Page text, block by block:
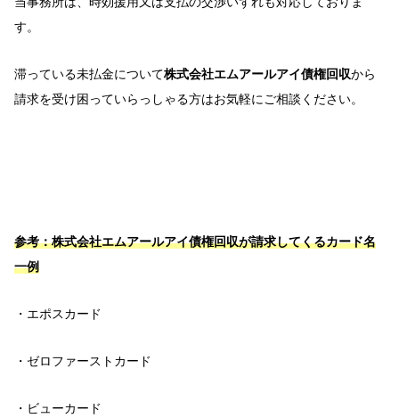
す。
滞っている未払金について株式会社エムアールアイ債権回収から
請求を受け困っていらっしゃる方はお気軽にご相談ください。
参考：株式会社エムアールアイ債権回収が請求してくるカード名
一例
・エポスカード
・ゼロファーストカード
・ビューカード